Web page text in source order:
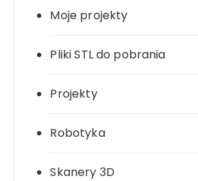
Moje projekty
Pliki STL do pobrania
Projekty
Robotyka
Skanery 3D